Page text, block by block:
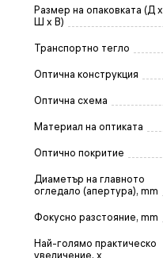
Размер на опаковката (Д x
Ш x В)
Транспортно тегло
Оптична конструкция
Оптична схема
Материал на оптиката
Оптично покритие
Диаметър на главното
огледало (апертура), mm
Фокусно разстояние, mm
Най-голямо практическо
увеличение, x